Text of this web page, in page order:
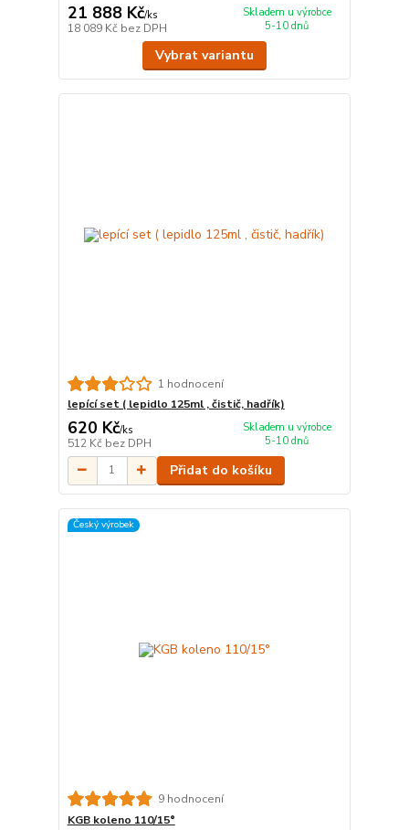
21 888 Kč/ks
18 089 Kč bez DPH
Skladem u výrobce
5-10 dnů
Vybrat variantu
1 hodnocení
lepící set ( lepidlo 125ml , čistič, hadřík)
620 Kč/ks
512 Kč bez DPH
Skladem u výrobce
5-10 dnů
Přidat do košíku
Český výrobek
9 hodnocení
KGB koleno 110/15°